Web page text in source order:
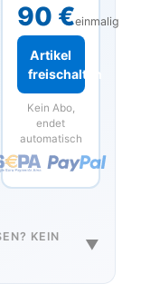
90 €einmalig
Artikel
freischalten
Kein Abo,
endet
automatisch
KEIN
▼